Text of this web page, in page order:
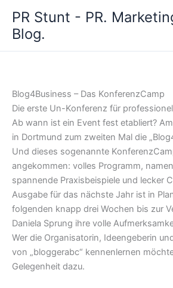
Inhalt
springen
PR Stunt - PR.
Blog.
Blog4Business – Das KonferenzCamp
Die erste Un-Konferenz für
Ab wann ist ein Event fest etabliert?
in Dortmund zum zweiten Mal die
Und dieses sogenannte
angekommen: volles Programm,
spannende Praxisbeispiele und lecker
Ausgabe für das nächste Jahr ist in
folgenden knapp drei Wochen bis zur
Daniela Sprung ihre volle
Wer die Organisatorin, Ideengeberin
von „bloggerabc“ kennenlernen
Gelegenheit dazu.